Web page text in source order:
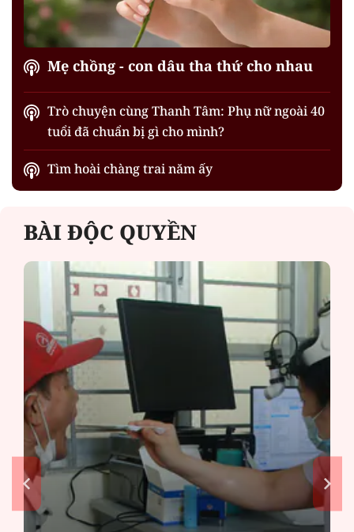
Mẹ chồng - con dâu tha thứ cho nhau
Trò chuyện cùng Thanh Tâm: Phụ nữ ngoài 40
tuổi đã chuẩn bị gì cho mình?
Tìm hoài chàng trai năm ấy
BÀI ĐỘC QUYỀN